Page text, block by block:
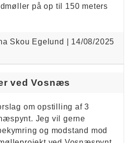
på op til 150 meters
Skou Egelund | 14/08/2025
ved Vosnæs
om opstilling af 3
Jeg vil gerne
og modstand mod